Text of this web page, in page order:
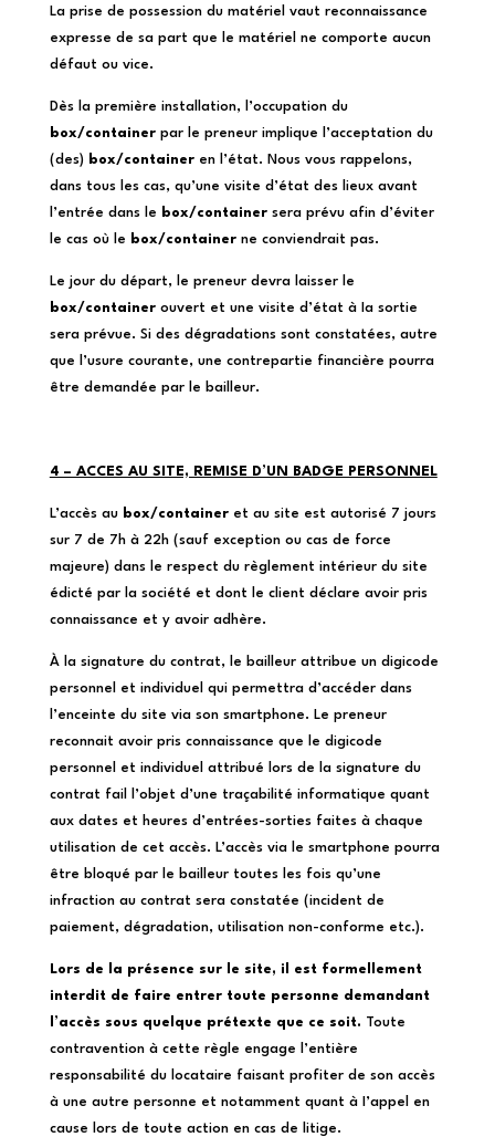
La prise de possession du matériel vaut reconnaissance
expresse de sa part que le matériel ne comporte aucun
défaut ou vice.
Dès la première installation, l’occupation du
box/container par le preneur implique l’acceptation du
(des) box/containeren l’état. Nous vous rappelons,
dans tous les cas, qu’une visite d’état des lieux avant
l’entrée dans le
box/containersera prévu afin d’éviter
le cas où le
box/containerne conviendrait pas.
Le jour du départ, le preneur devra laisser le
box/containerouvert et une visite d’état à Ia sortie
sera prévue. Si des dégradations sont constatées, autre
que l’usure courante, une contrepartie financière pourra
être demandée par le bailleur.
4 – ACCES AU SITE, REMISE D’UN BADGE PERSONNEL
L’accès au box/container et au site est autorisé 7 jours
sur 7 de 7h à 22h (sauf exception ou cas de force
majeure) dans le respect du règlement intérieur du site
édicté par la société et dont le client déclare avoir pris
connaissance et y avoir adhère.
À la signature du contrat, le bailleur attribue un digicode
personnel et individuel qui permettra d’accéder dans
l’enceinte du site via son smartphone. Le preneur
reconnait avoir pris connaissance que le digicode
personnel et individuel attribué lors de la signature du
contrat fail l’objet d’une traçabilité informatique quant
aux dates et heures d’entrées-sorties faites à chaque
utilisation de cet accès. L’accès via le smartphone pourra
être bloqué par le bailleur toutes les fois qu’une
infraction au contrat sera constatée (incident de
paiement, dégradation, utilisation non-conforme etc.).
Lors de la présence sur le site, il est formellement
interdit de faire entrer toute personne demandant
l’accès sous quelque prétexte que ce soit. Toute
contravention à cette règle engage l’entière
responsabilité du locataire faisant profiter de son accès
à une autre personne et notamment quant à I’appel en
cause lors de toute action en cas de litige.